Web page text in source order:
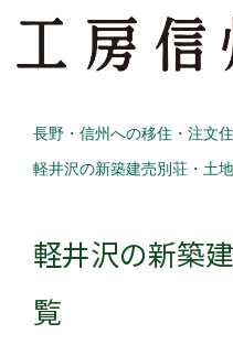
長野・信州への移住・注文
軽井沢の新築建売別荘・土
軽井沢の新築
覧